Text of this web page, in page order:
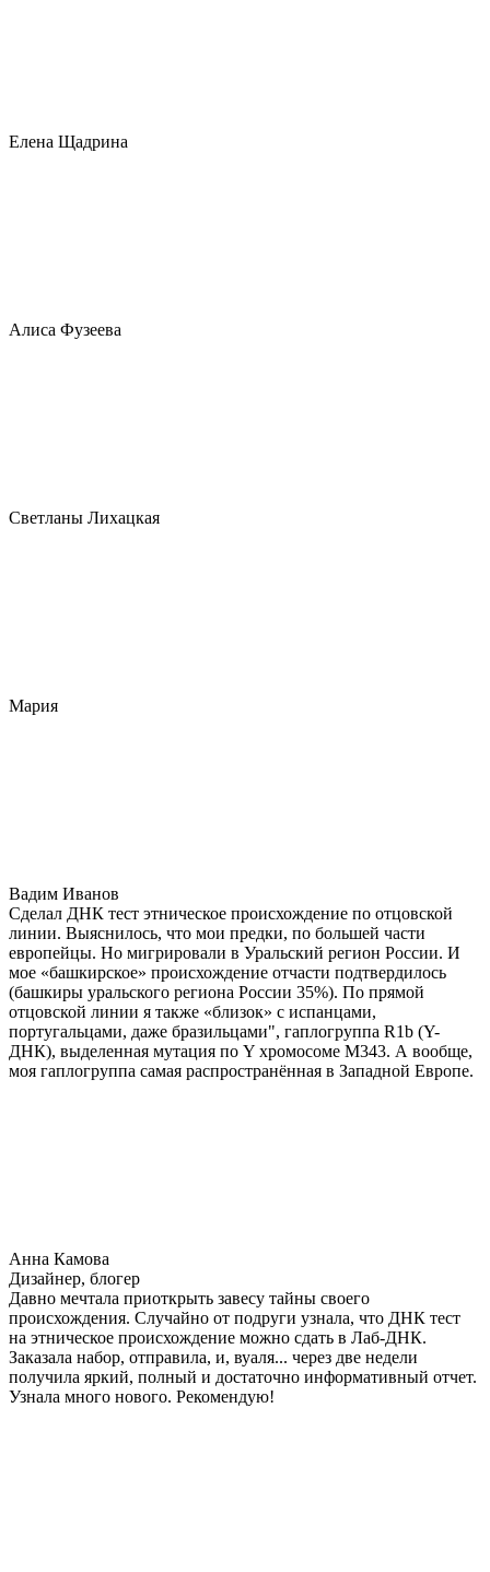
Елена Щадрина
Алиса Фузеева
Светланы Лихацкая
Мария
Вадим Иванов
Сделал ДНК тест этническое происхождение по отцовской
линии. Выяснилось, что мои предки, по большей части
европейцы. Но мигрировали в Уральский регион России. И
мое «башкирское» происхождение отчасти подтвердилось
(башкиры уральского региона России 35%). По прямой
отцовской линии я также «близок» с испанцами,
португальцами, даже бразильцами", гаплогруппа R1b (Y-
ДНК), выделенная мутация по Y хромосоме М343. А вообще,
моя гаплогруппа самая распространённая в Западной Европе.
Анна Камова
Дизайнер, блогер
Давно мечтала приоткрыть завесу тайны своего
происхождения. Случайно от подруги узнала, что ДНК тест
на этническое происхождение можно сдать в Лаб-ДНК.
Заказала набор, отправила, и, вуаля... через две недели
получила яркий, полный и достаточно информативный отчет.
Узнала много нового. Рекомендую!